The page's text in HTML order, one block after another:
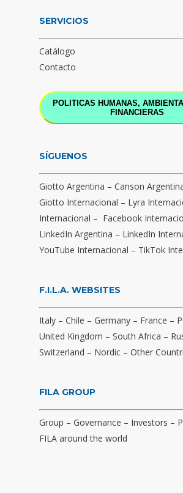
SERVICIOS
Catálogo
Contacto
POLITICAS HUMANAS,
FINANCIERAS
SÍGUENOS
Giotto Argentina – Canson
Giotto Internacional – Lyra
Internacional – Facebook
LinkedIn Argentina – LinkedIn
YouTube Internacional – TikTok
F.I.L.A. WEBSITES
Italy – Chile – Germany – France –
United Kingdom – South Africa –
Switzerland – Nordic – Other
FILA GROUP
Group – Governance – Investors –
FILA around the world